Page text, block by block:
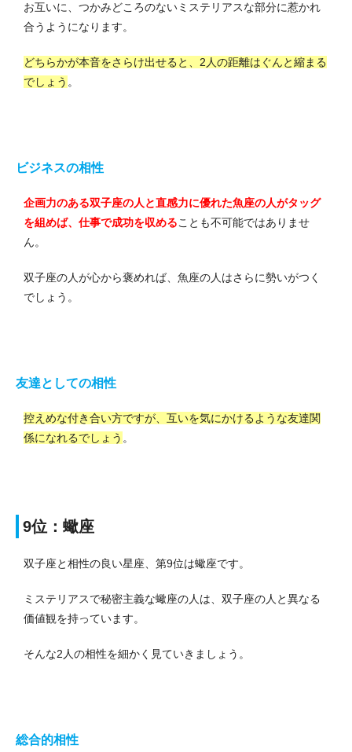
お互いに、つかみどころのないミステリアスな部分に惹かれ
合うようになります。
どちらかが本音をさらけ出せると、2人の距離はぐんと縮まる
でしょう 。
ビジネスの相性
企画力のある双子座の人と直感力に優れた魚座の人がタッグ
を組めば、仕事で成功を収めることも不可能ではありませ
ん。
双子座の人が心から褒めれば、魚座の人はさらに勢いがつく
でしょう。
友達としての相性
控えめな付き合い方ですが、互いを気にかけるような友達関
係になれるでしょう 。
9位：蠍座
双子座と相性の良い星座、第9位は蠍座です。
ミステリアスで秘密主義な蠍座の人は、双子座の人と異なる
価値観を持っています。
そんな2人の相性を細かく見ていきましょう。
総合的相性